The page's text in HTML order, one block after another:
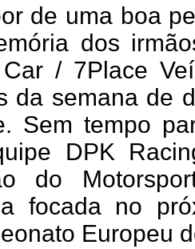
de uma boa
dos
/ 7Place
da semana de
Sem tempo
DPK
do
focada no
Europeu